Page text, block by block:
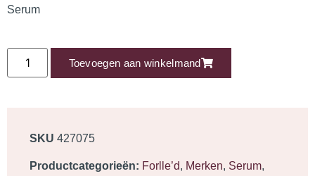
Serum
Toevoegen aan winkelmand
SKU 427075
Productcategorieën: Forlle’d, Merken, Serum,